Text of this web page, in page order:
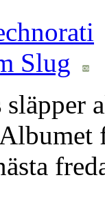
släpper